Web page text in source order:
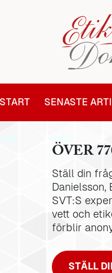
START SENASTE
ÖVER
Ställ din
SVT:S
vett och
förblir
STÄLL